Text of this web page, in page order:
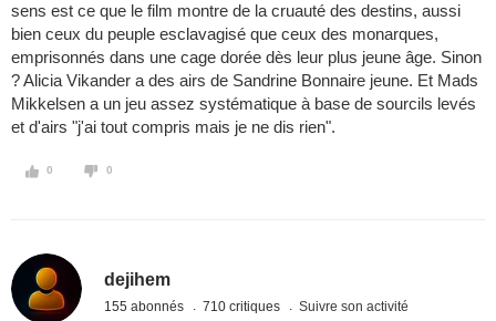
sens est ce que le film montre de la cruauté des destins, aussi
bien ceux du peuple esclavagisé que ceux des monarques,
emprisonnés dans une cage dorée dès leur plus jeune âge. Sinon
? Alicia Vikander a des airs de Sandrine Bonnaire jeune. Et Mads
Mikkelsen a un jeu assez systématique à base de sourcils levés
et d'airs "j'ai tout compris mais je ne dis rien".
0 0
dejihem
155 abonnés 710 critiques Suivre son activité